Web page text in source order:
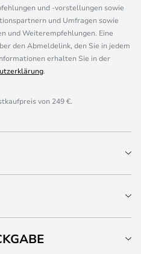
und -vorstellungen sowie
und Umfragen sowie
und Weiterempfehlungen. Eine
den Abmeldelink, den Sie in jedem
erhalten Sie in der
.
von 249 €.